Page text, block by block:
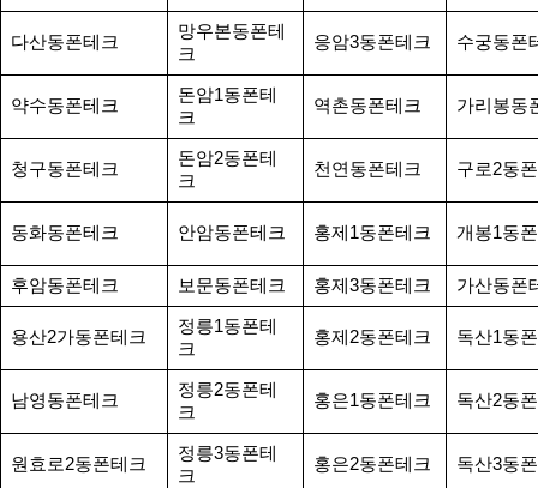
다산동폰테크
망우본동폰테
크
응암3동폰테크 수궁동폰
약수동폰테크
돈암1동폰테
크
역촌동폰테크 가리봉동
청구동폰테크
돈암2동폰테
크
천연동폰테크 구로2동
동화동폰테크 안암동폰테크 홍제1동폰테크 개봉1동
후암동폰테크 보문동폰테크 홍제3동폰테크 가산동폰
용산2가동폰테크
정릉1동폰테
크
홍제2동폰테크 독산1동
남영동폰테크
정릉2동폰테
크
홍은1동폰테크 독산2동
원효로2동폰테크
정릉3동폰테
크
홍은2동폰테크 독산3동